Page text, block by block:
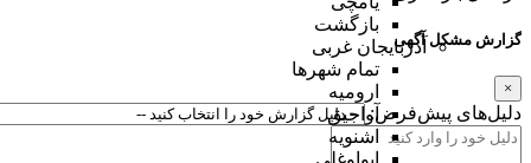
بازگشت
آذربایجان غربی
تمام شهر‌ها
ارومیه
آواجیق
اشنویه
گزارش مشکل آگهی
×
دلیل‌های پیش‌فرض: